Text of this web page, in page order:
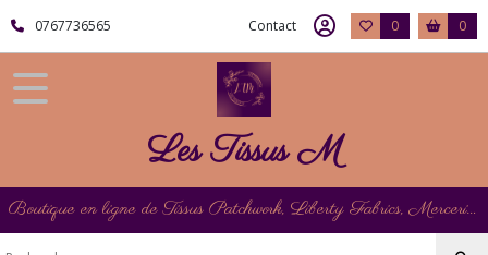
0767736565 Contact 0 0
Les Tissus M
Boutique en ligne de Tissus Patchwork, Liberty Fabrics, Mercerie et Matériel de Point de Croix